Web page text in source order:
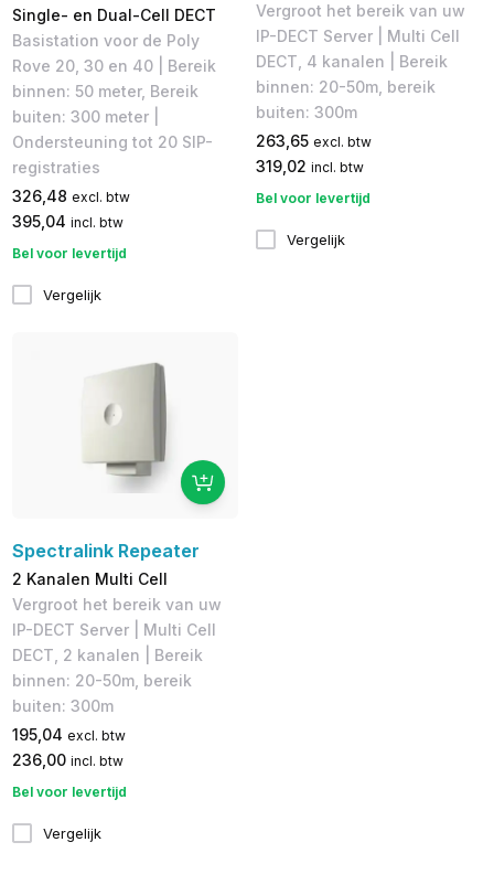
Single- en Dual-Cell DECT
Basistation voor de Poly
Rove 20, 30 en 40 | Bereik
binnen: 50 meter, Bereik
buiten: 300 meter |
Ondersteuning tot 20 SIP-
registraties
326,48 excl. btw
395,04 incl. btw
Bel voor levertijd
Vergelijk
Vergroot het bereik van uw
IP-DECT Server | Multi Cell
DECT, 4 kanalen | Bereik
binnen: 20-50m, bereik
buiten: 300m
263,65 excl. btw
319,02 incl. btw
Bel voor levertijd
Vergelijk
Spectralink Repeater
2 Kanalen Multi Cell
Vergroot het bereik van uw
IP-DECT Server​ | Multi Cell
DECT, 2 kanalen | Bereik
binnen: 20-50m, bereik
buiten: 300m
195,04 excl. btw
236,00 incl. btw
Bel voor levertijd
Vergelijk